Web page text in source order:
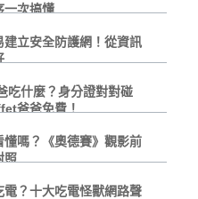
次搞懂
建立安全防護網！從資訊
吃什麼？身分證對對碰
爸爸免費！
嗎？《奧德賽》觀影前
照
電？十大吃電怪獸網路聲